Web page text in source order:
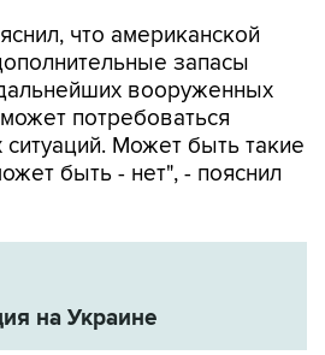
что американской
запасы
вооруженных
потребоваться
Может быть такие
быть - нет", - пояснил
на Украине